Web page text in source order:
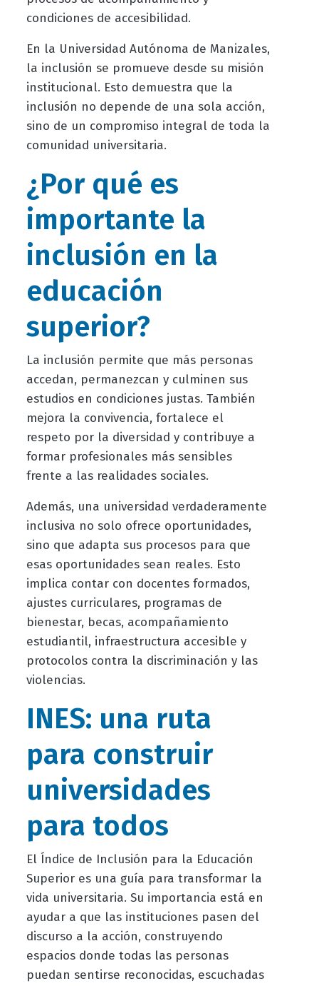
condiciones de accesibilidad.
En la Universidad Autónoma de Manizales,
la inclusión se promueve desde su misión
institucional. Esto demuestra que la
inclusión no depende de una sola acción,
sino de un compromiso integral de toda la
comunidad universitaria.
¿Por qué es
importante la
inclusión en la
educación
superior?
La inclusión permite que más personas
accedan, permanezcan y culminen sus
estudios en condiciones justas. También
mejora la convivencia, fortalece el
respeto por la diversidad y contribuye a
formar profesionales más sensibles
frente a las realidades sociales.
Además, una universidad verdaderamente
inclusiva no solo ofrece oportunidades,
sino que adapta sus procesos para que
esas oportunidades sean reales. Esto
implica contar con docentes formados,
ajustes curriculares, programas de
bienestar, becas, acompañamiento
estudiantil, infraestructura accesible y
protocolos contra la discriminación y las
violencias.
INES: una ruta
para construir
universidades
para todos
El Índice de Inclusión para la Educación
Superior es una guía para transformar la
vida universitaria. Su importancia está en
ayudar a que las instituciones pasen del
discurso a la acción, construyendo
espacios donde todas las personas
puedan sentirse reconocidas, escuchadas